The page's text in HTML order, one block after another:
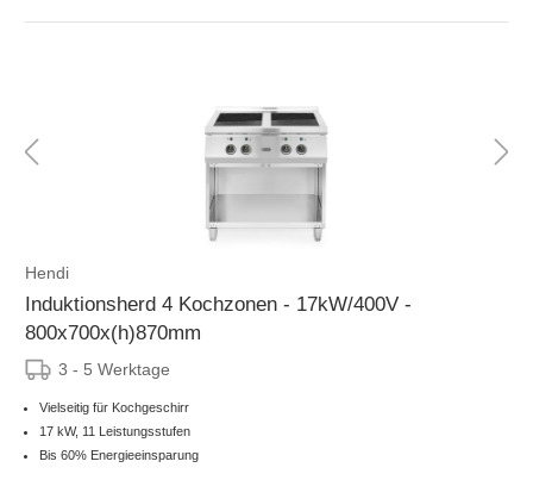
Hendi
Induktionsherd 4 Kochzonen - 17kW/400V -
800x700x(h)870mm
3 - 5 Werktage
Vielseitig für Kochgeschirr
17 kW, 11 Leistungsstufen
Bis 60% Energieeinsparung